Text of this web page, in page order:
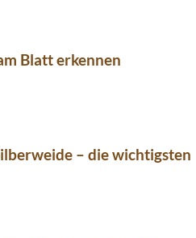
Blatt erkennen
– die wichtigsten